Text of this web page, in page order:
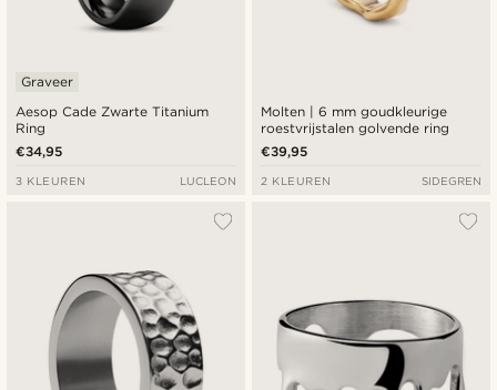
Aesop Cade Zwarte Titanium
Ring
Graveer
€34,95
3 KLEUREN LUCLEON
Molten | 6 mm goudkleurige
roestvrijstalen golvende ring
€39,95
2 KLEUREN SIDEGREN